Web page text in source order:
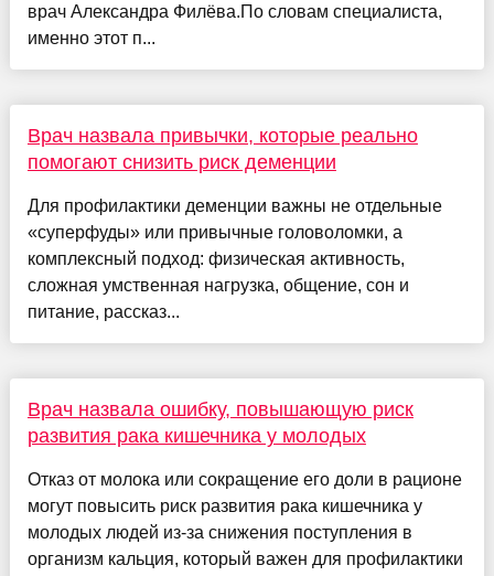
врач Александра Филёва.По словам специалиста,
именно этот п...
Врач назвала привычки, которые реально
помогают снизить риск деменции
Для профилактики деменции важны не отдельные
«суперфуды» или привычные головоломки, а
комплексный подход: физическая активность,
сложная умственная нагрузка, общение, сон и
питание, рассказ...
Врач назвала ошибку, повышающую риск
развития рака кишечника у молодых
Отказ от молока или сокращение его доли в рационе
могут повысить риск развития рака кишечника у
молодых людей из-за снижения поступления в
организм кальция, который важен для профилактики